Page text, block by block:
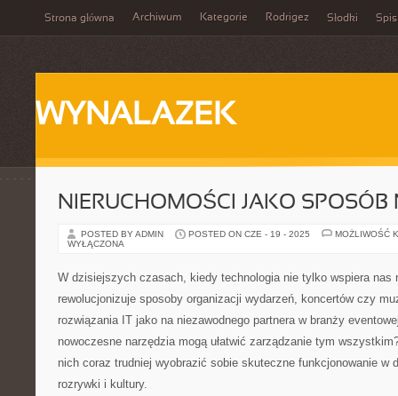
Strona główna Archiwum Kategorie Rodrigez Słodki Spis
WYNALAZEK
NIERUCHOMOŚCI JAKO SPOSÓB
POSTED BY ADMIN POSTED ON CZE - 19 - 2025
MOŻLIWOŚĆ
WYŁĄCZONA
W dzisiejszych czasach, kiedy technologia nie tylko wspiera nas
rewolucjonizuje sposoby organizacji wydarzeń, koncertów czy
rozwiązania IT jako na niezawodnego partnera w branży
nowoczesne narzędzia mogą ułatwić zarządzanie tym
nich coraz trudniej wyobrazić sobie skuteczne funkcjonowanie w
rozrywki i kultury.